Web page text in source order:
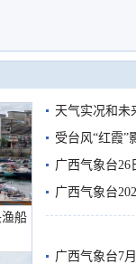
船
天气实况和未
受台风“红霞”
有较强降雨
广西气象台26
广西气象台
预警
广西气象台7